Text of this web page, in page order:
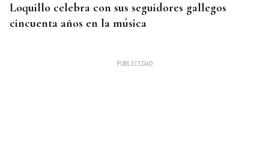
Loquillo celebra con sus seguidores gallegos
cincuenta años en la música